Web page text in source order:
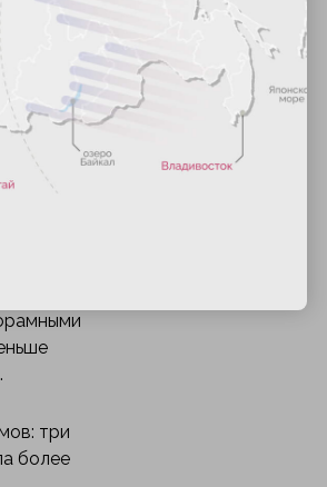
к
ценит
три
более